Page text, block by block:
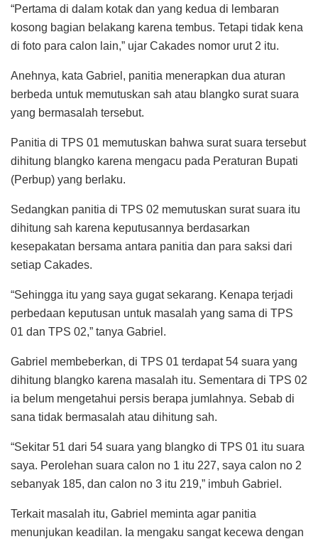
“Pertama di dalam kotak dan yang kedua di lembaran
kosong bagian belakang karena tembus. Tetapi tidak kena
di foto para calon lain,” ujar Cakades nomor urut 2 itu.
Anehnya, kata Gabriel, panitia menerapkan dua aturan
berbeda untuk memutuskan sah atau blangko surat suara
yang bermasalah tersebut.
Panitia di TPS 01 memutuskan bahwa surat suara tersebut
dihitung blangko karena mengacu pada Peraturan Bupati
(Perbup) yang berlaku.
Sedangkan panitia di TPS 02 memutuskan surat suara itu
dihitung sah karena keputusannya berdasarkan
kesepakatan bersama antara panitia dan para saksi dari
setiap Cakades.
“Sehingga itu yang saya gugat sekarang. Kenapa terjadi
perbedaan keputusan untuk masalah yang sama di TPS
01 dan TPS 02,” tanya Gabriel.
Gabriel membeberkan, di TPS 01 terdapat 54 suara yang
dihitung blangko karena masalah itu. Sementara di TPS 02
ia belum mengetahui persis berapa jumlahnya. Sebab di
sana tidak bermasalah atau dihitung sah.
“Sekitar 51 dari 54 suara yang blangko di TPS 01 itu suara
saya. Perolehan suara calon no 1 itu 227, saya calon no 2
sebanyak 185, dan calon no 3 itu 219,” imbuh Gabriel.
Terkait masalah itu, Gabriel meminta agar panitia
menunjukan keadilan. Ia mengaku sangat kecewa dengan